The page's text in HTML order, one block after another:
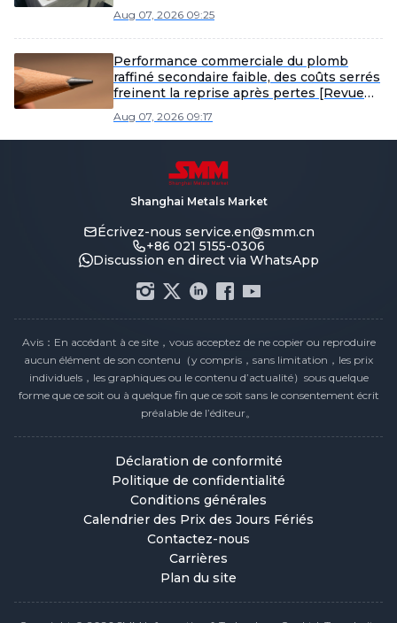
Weekly Review]
Aug 07, 2026 09:25
Performance commerciale du plomb
raffiné secondaire faible, des coûts serrés
freinent la reprise après pertes [Revue
secondaire]
Aug 07, 2026 09:17
Shanghai Metals Market
Écrivez-nous service.en@smm.cn
+86 021 5155-0306
Discussion en direct via WhatsApp
Avis：En accédant à ce site，vous acceptez de ne copier ou reproduire
aucun élément de son contenu（y compris，sans limitation，les prix
individuels，les graphiques ou le contenu d’actualité）sous quelque
forme que ce soit ou à quelque fin que ce soit sans le consentement écrit
préalable de l’éditeur。
Déclaration de conformité
Politique de confidentialité
Conditions générales
Calendrier des Prix des Jours Fériés
Contactez-nous
Carrières
Plan du site